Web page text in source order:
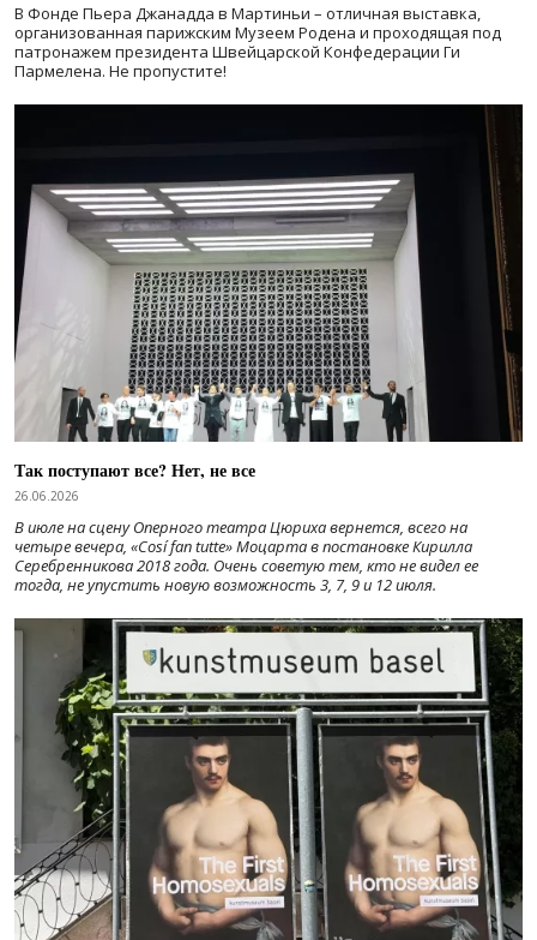
В Фонде Пьера Джанадда в Мартиньи – отличная выставка,
организованная парижским Музеем Родена и проходящая под
патронажем президента Швейцарской Конфедерации Ги
Пармелена. Не пропустите!
Так поступают все? Нет, не все
26.06.2026
В июле на сцену Оперного театра Цюриха вернется, всего на
четыре вечера, «Cosí fan tutte» Моцарта в постановке Кирилла
Серебренникова 2018 года. Очень советую тем, кто не видел ее
тогда, не упустить новую возможность 3, 7, 9 и 12 июля.